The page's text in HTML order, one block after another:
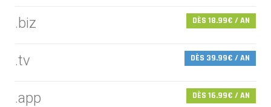
.biz DÈS 18.99€ / AN
.tv DÈS 39.99€ / AN
.app DÈS 16.99€ / AN